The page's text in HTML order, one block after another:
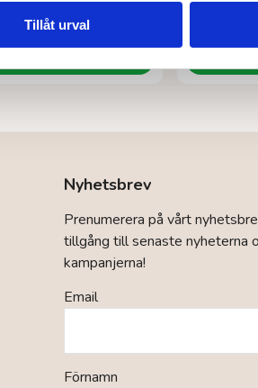
Tillåt urval
Nyhetsbrev
Prenumerera på vårt
tillgång till senaste nyheterna
kampanjerna!
Email
Förnamn